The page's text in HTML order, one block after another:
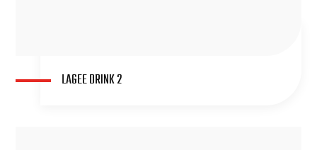
LAGEE DRINK 2